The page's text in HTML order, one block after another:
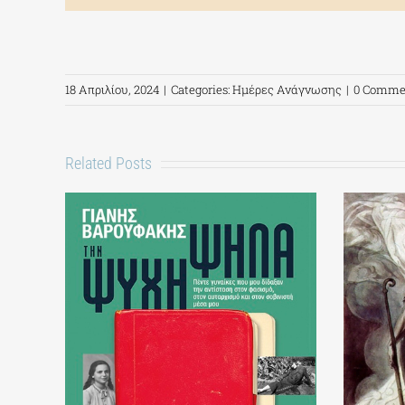
18 Απριλίου, 2024 | Categories:Ημέρες Ανάγνωσης | 0
Related Posts